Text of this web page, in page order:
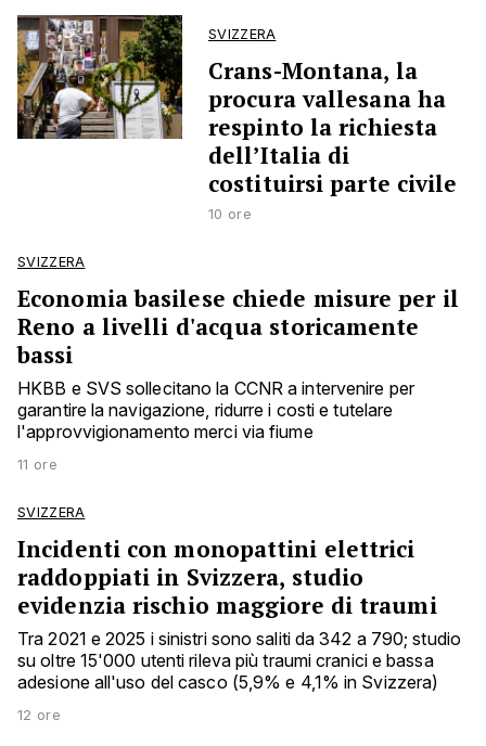
SVIZZERA
Crans-Montana, la
procura vallesana ha
respinto la richiesta
dell’Italia di
costituirsi parte civile
10 ore
SVIZZERA
Economia basilese chiede misure per il
Reno a livelli d'acqua storicamente
bassi
HKBB e SVS sollecitano la CCNR a intervenire per
garantire la navigazione, ridurre i costi e tutelare
l'approvvigionamento merci via fiume
11 ore
SVIZZERA
Incidenti con monopattini elettrici
raddoppiati in Svizzera, studio
evidenzia rischio maggiore di traumi
Tra 2021 e 2025 i sinistri sono saliti da 342 a 790; studio
su oltre 15'000 utenti rileva più traumi cranici e bassa
adesione all'uso del casco (5,9% e 4,1% in Svizzera)
12 ore